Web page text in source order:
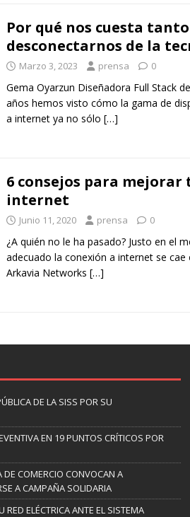
Por qué nos cuesta tanto
desconectarnos de la
Marzo 3, 2023 prensa 0
Gema Oyarzun Diseñadora Full Stack
años hemos visto cómo la gama de
a internet ya no sólo […]
6 consejos para mejorar
internet
Junio 11, 2020 prensa 0
¿A quién no le ha pasado? Justo en el
adecuado la conexión a internet se cae
Arkavia Networks […]
DE LA SISS POR SU
EN 19 PUNTOS CRÍTICOS POR
COMERCIO CONVOCAN A
A CAMPAÑA SOLIDARIA
RED ELÉCTRICA ANTE EL SISTEMA